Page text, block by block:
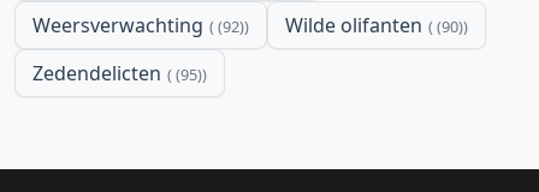
Weersverwachting (92) Wilde olifanten (90)
Zedendelicten (95)